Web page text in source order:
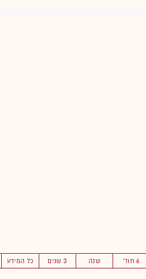
6 חוד' שנה 3 שנים כל המידע